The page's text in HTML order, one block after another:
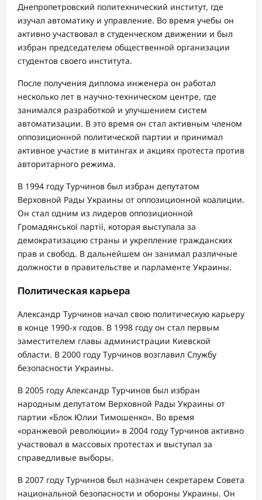
Днепропетровский политехнический институт, где
изучал автоматику и управление. Во время учебы он
активно участвовал в студенческом движении и был
избран председателем общественной организации
студентов своего института.
После получения диплома инженера он работал
несколько лет в научно-техническом центре, где
занимался разработкой и улучшением систем
автоматизации. В это время он стал активным членом
оппозиционной политической партии и принимал
активное участие в митингах и акциях протеста против
авторитарного режима.
В 1994 году Турчинов был избран депутатом
Верховной Рады Украины от оппозиционной коалиции.
Он стал одним из лидеров оппозиционной
Громадянської партії, которая выступала за
демократизацию страны и укрепление гражданских
прав и свобод. В дальнейшем он занимал различные
должности в правительстве и парламенте Украины.
Политическая карьера
Александр Турчинов начал свою политическую карьеру
в конце 1990-х годов. В 1998 году он стал первым
заместителем главы администрации Киевской
области. В 2000 году Турчинов возглавил Службу
безопасности Украины.
В 2005 году Александр Турчинов был избран
народным депутатом Верховной Рады Украины от
партии «Блок Юлии Тимошенко». Во время
«оранжевой революции» в 2004 году Турчинов активно
участвовал в массовых протестах и выступал за
справедливые выборы.
В 2007 году Турчинов был назначен секретарем Совета
национальной безопасности и обороны Украины. Он